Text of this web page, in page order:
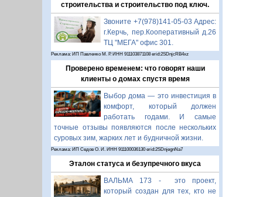
строительства и строительство под ключ.
Звоните +7(978)141-05-03 Адрес:
г.Керчь, пер.Кооперативный д.26
ТЦ "МЕГА" офис 301.
Реклама: ИП Павленко М. Р. ИНН 911103871108 erid:2SDnjcRB4xz
Проверено временем: что говорят наши
клиенты о домах спустя время
Выбор дома — это инвестиция в
комфорт, который должен
работать годами. И самые
точные отзывы появляются после нескольких
суровых зим, жарких лет и будничной жизни.
Реклама: ИП Седов О. И. ИНН 911100036130 erid:2SDnjegnNa7
Эталон статуса и безупречного вкуса
ВАЛЬМА 173 - это проект,
который создан для тех, кто не